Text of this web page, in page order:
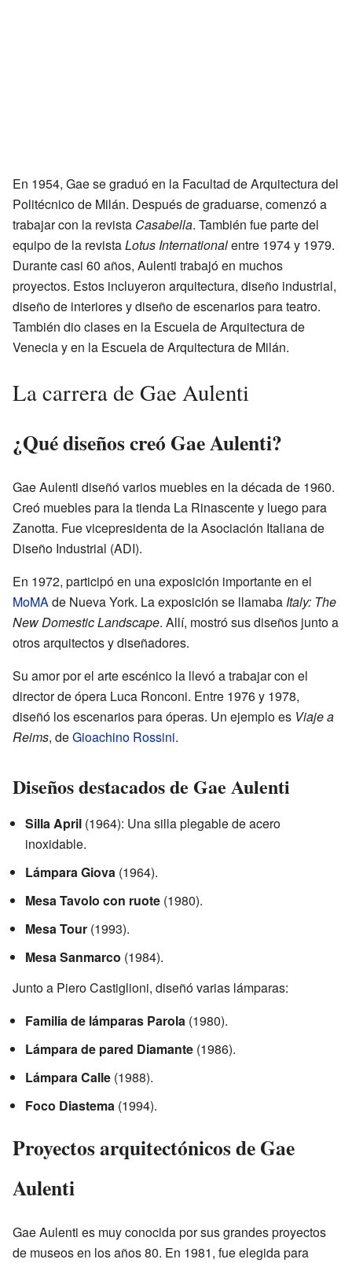
En 1954, Gae se graduó en la Facultad de Arquitectura del
Politécnico de Milán. Después de graduarse, comenzó a
trabajar con la revista Casabella. También fue parte del
equipo de la revistaLotus Internationalentre 1974 y 1979.
Durante casi 60 años, Aulenti trabajó en muchos
proyectos. Estos incluyeron arquitectura, diseño industrial,
diseño de interiores y diseño de escenarios para teatro.
También dio clases en la Escuela de Arquitectura de
Venecia y en la Escuela de Arquitectura de Milán.
La carrera de Gae Aulenti
¿Qué diseños creó Gae Aulenti?
Gae Aulenti diseñó varios muebles en la década de 1960.
Creó muebles para la tienda La Rinascente y luego para
Zanotta. Fue vicepresidenta de la Asociación Italiana de
Diseño Industrial (ADI).
En 1972, participó en una exposición importante en el
MoMAde Nueva York. La exposición se llamaba Italy: The
New Domestic Landscape. Allí, mostró sus diseños junto a
otros arquitectos y diseñadores.
Su amor por el arte escénico la llevó a trabajar con el
director de ópera Luca Ronconi. Entre 1976 y 1978,
diseñó los escenarios para óperas. Un ejemplo es Viaje a
Reims, deGioachino Rossini.
Diseños destacados de Gae Aulenti
Silla April (1964): Una silla plegable de acero
inoxidable.
Lámpara Giova (1964).
Mesa Tavolo con ruote (1980).
Mesa Tour (1993).
Mesa Sanmarco (1984).
Junto a Piero Castiglioni, diseñó varias lámparas:
Familia de lámparas Parola (1980).
Lámpara de pared Diamante (1986).
Lámpara Calle (1988).
Foco Diastema (1994).
Proyectos arquitectónicos de Gae
Aulenti
Gae Aulenti es muy conocida por sus grandes proyectos
de museos en los años 80. En 1981, fue elegida para